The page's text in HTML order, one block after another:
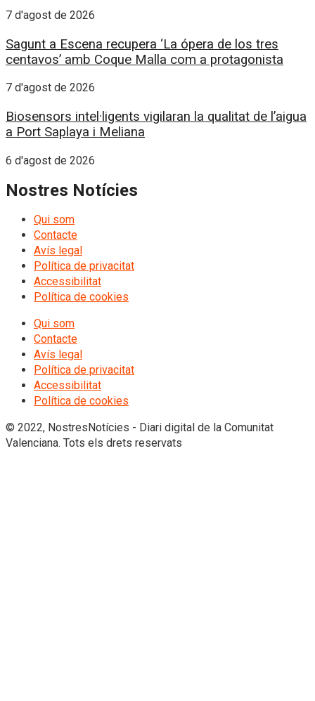
7 d'agost de 2026
Sagunt a Escena recupera ‘La ópera de los tres
centavos’ amb Coque Malla com a protagonista
7 d'agost de 2026
Biosensors intel·ligents vigilaran la qualitat de l’aigua
a Port Saplaya i Meliana
6 d'agost de 2026
Nostres Notícies
Qui som
Contacte
Avís legal
Política de privacitat
Accessibilitat
Política de cookies
Qui som
Contacte
Avís legal
Política de privacitat
Accessibilitat
Política de cookies
© 2022, NostresNotícies - Diari digital de la Comunitat
Valenciana. Tots els drets reservats